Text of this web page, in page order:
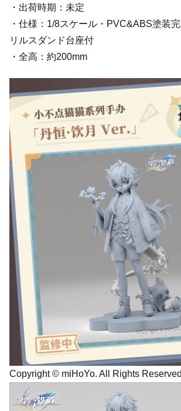
・出荷時期：未定
・仕様：1/8スケール・PVC&ABS塗装
リルスダンド台座付
・全高：約200mm
Copyright © miHoYo. All Rights